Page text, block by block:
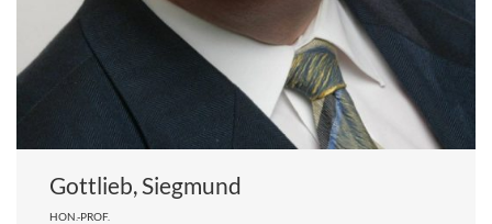
Gottlieb, Siegmund
HON.-PROF.